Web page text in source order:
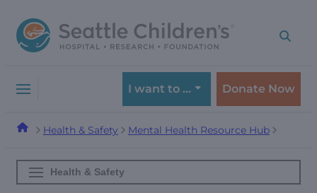
to
navigation
to
content
I want to … Donate Now
Health & Safety Mental Health Resource Hub
Health & Safety